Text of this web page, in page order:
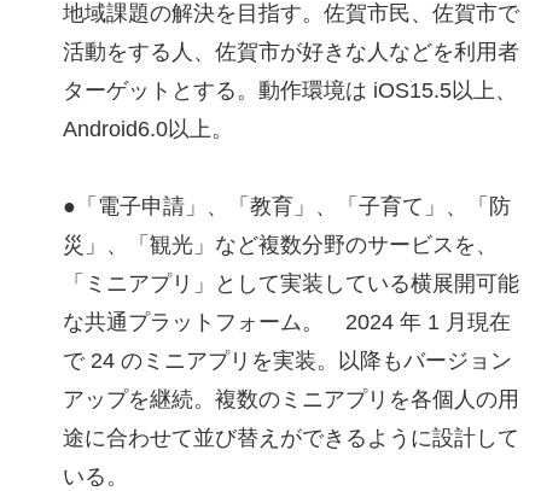
地域課題の解決を目指す。佐賀市民、佐賀市で
活動をする人、佐賀市が好きな人などを利用者
ターゲットとする。動作環境は iOS15.5以上、
Android6.0以上。
●「電子申請」、「教育」、「子育て」、「防
災」、「観光」など複数分野のサービスを、
「ミニアプリ」として実装している横展開可能
な共通プラットフォーム。 2024 年 1 月現在
で 24 のミニアプリを実装。以降もバージョン
アップを継続。複数のミニアプリを各個人の用
途に合わせて並び替えができるように設計して
いる。